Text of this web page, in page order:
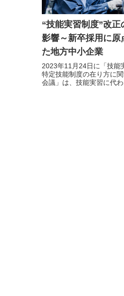
“技能実習制度”改正
影響～新卒採用に原
た地方中小企業
2023年11月24日に「技能
特定技能制度の在り方に
会議」は、技能実習に代